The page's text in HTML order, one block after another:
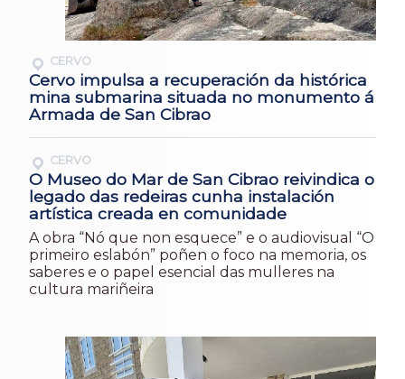
CERVO
Cervo impulsa a recuperación da histórica
mina submarina situada no monumento á
Armada de San Cibrao
CERVO
O Museo do Mar de San Cibrao reivindica o
legado das redeiras cunha instalación
artística creada en comunidade
A obra “Nó que non esquece” e o audiovisual “O
primeiro eslabón” poñen o foco na memoria, os
saberes e o papel esencial das mulleres na
cultura mariñeira